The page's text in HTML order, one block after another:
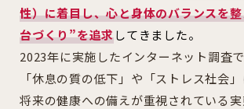
性）に着目し、心と身体のバランスを
台づくり”を追求してきました。
2023年に実施したインターネット調査
「休息の質の低下」や「ストレス社会」
将来の健康への備えが重視されている